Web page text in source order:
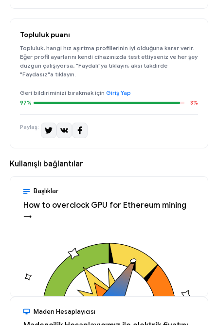
Topluluk puanı
Topluluk, hangi hız aşırtma profillerinin iyi olduğuna karar verir.
Eğer profil ayarlarını kendi cihazınızda test ettiyseniz ve her şey
düzgün çalışıyorsa, "Faydalı"ya tıklayın; aksi takdirde
"Faydasız"a tıklayın.
Geri bildiriminizi bırakmak için Giriş Yap
97% 3%
Paylaş:
Kullanışlı bağlantılar
Başlıklar
How to overclock GPU for Ethereum mining
→
Maden Hesaplayıcısı